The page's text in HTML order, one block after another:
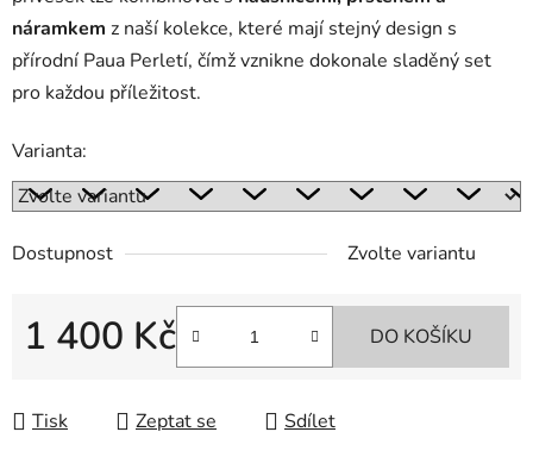
náramkem z naší kolekce, které mají stejný design s
přírodní Paua Perletí, čímž vznikne dokonale sladěný set
pro každou příležitost.
Varianta:
Dostupnost Zvolte variantu
1 400 Kč DO KOŠÍKU
Tisk Zeptat se Sdílet